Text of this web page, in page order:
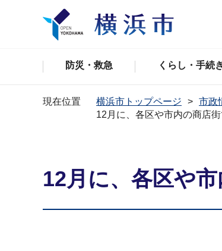
防災・救急 くらし・手続
現在位置 横浜市トップページ 市政
12月に、各区や市内の商店
12月に、各区や